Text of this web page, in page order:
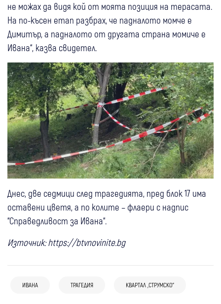
не можах да видя кой от моята позиция на терасата.
На по-късен етап разбрах, че падналото момче е
Димитър, а падналото от другата страна момиче е
Ивана“, казва свидетел.
Днес, две седмици след трагедията, пред блок 17 има
оставени цветя, а по колите – флаери с надпис
“Справедливост за Ивана“.
Източник: https://btvnovinite.bg
ИВАНА ТРАГЕДИЯ КВАРТАЛ „СТРУМСКО”